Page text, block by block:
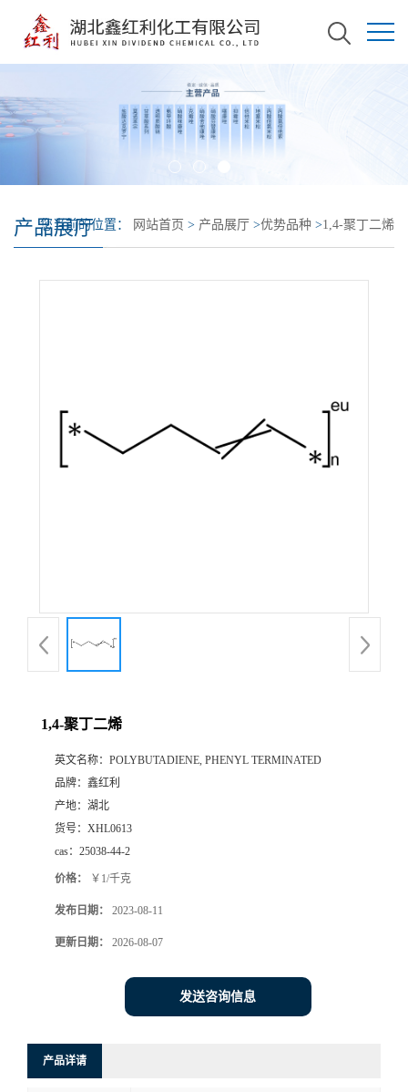
产品展厅
您当前的位置： 网站首页 > 产品展厅 >优势品种 >1,4-聚丁二烯
1,4-聚丁二烯
英文名称： POLYBUTADIENE, PHENYL TERMINATED
品牌： 鑫红利
产地： 湖北
货号： XHL0613
cas： 25038-44-2
价格： ￥1/千克
发布日期： 2023-08-11
更新日期： 2026-08-07
发送咨询信息
产品详请